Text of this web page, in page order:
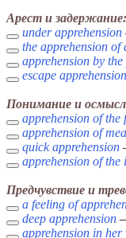
Арест и задержание:
under apprehension
the apprehension of
apprehension by
escape apprehension
Понимание и
apprehension of the
apprehension of
quick apprehension
apprehension of the
Предчувствие и
a feeling of
deep apprehension
apprehension in her